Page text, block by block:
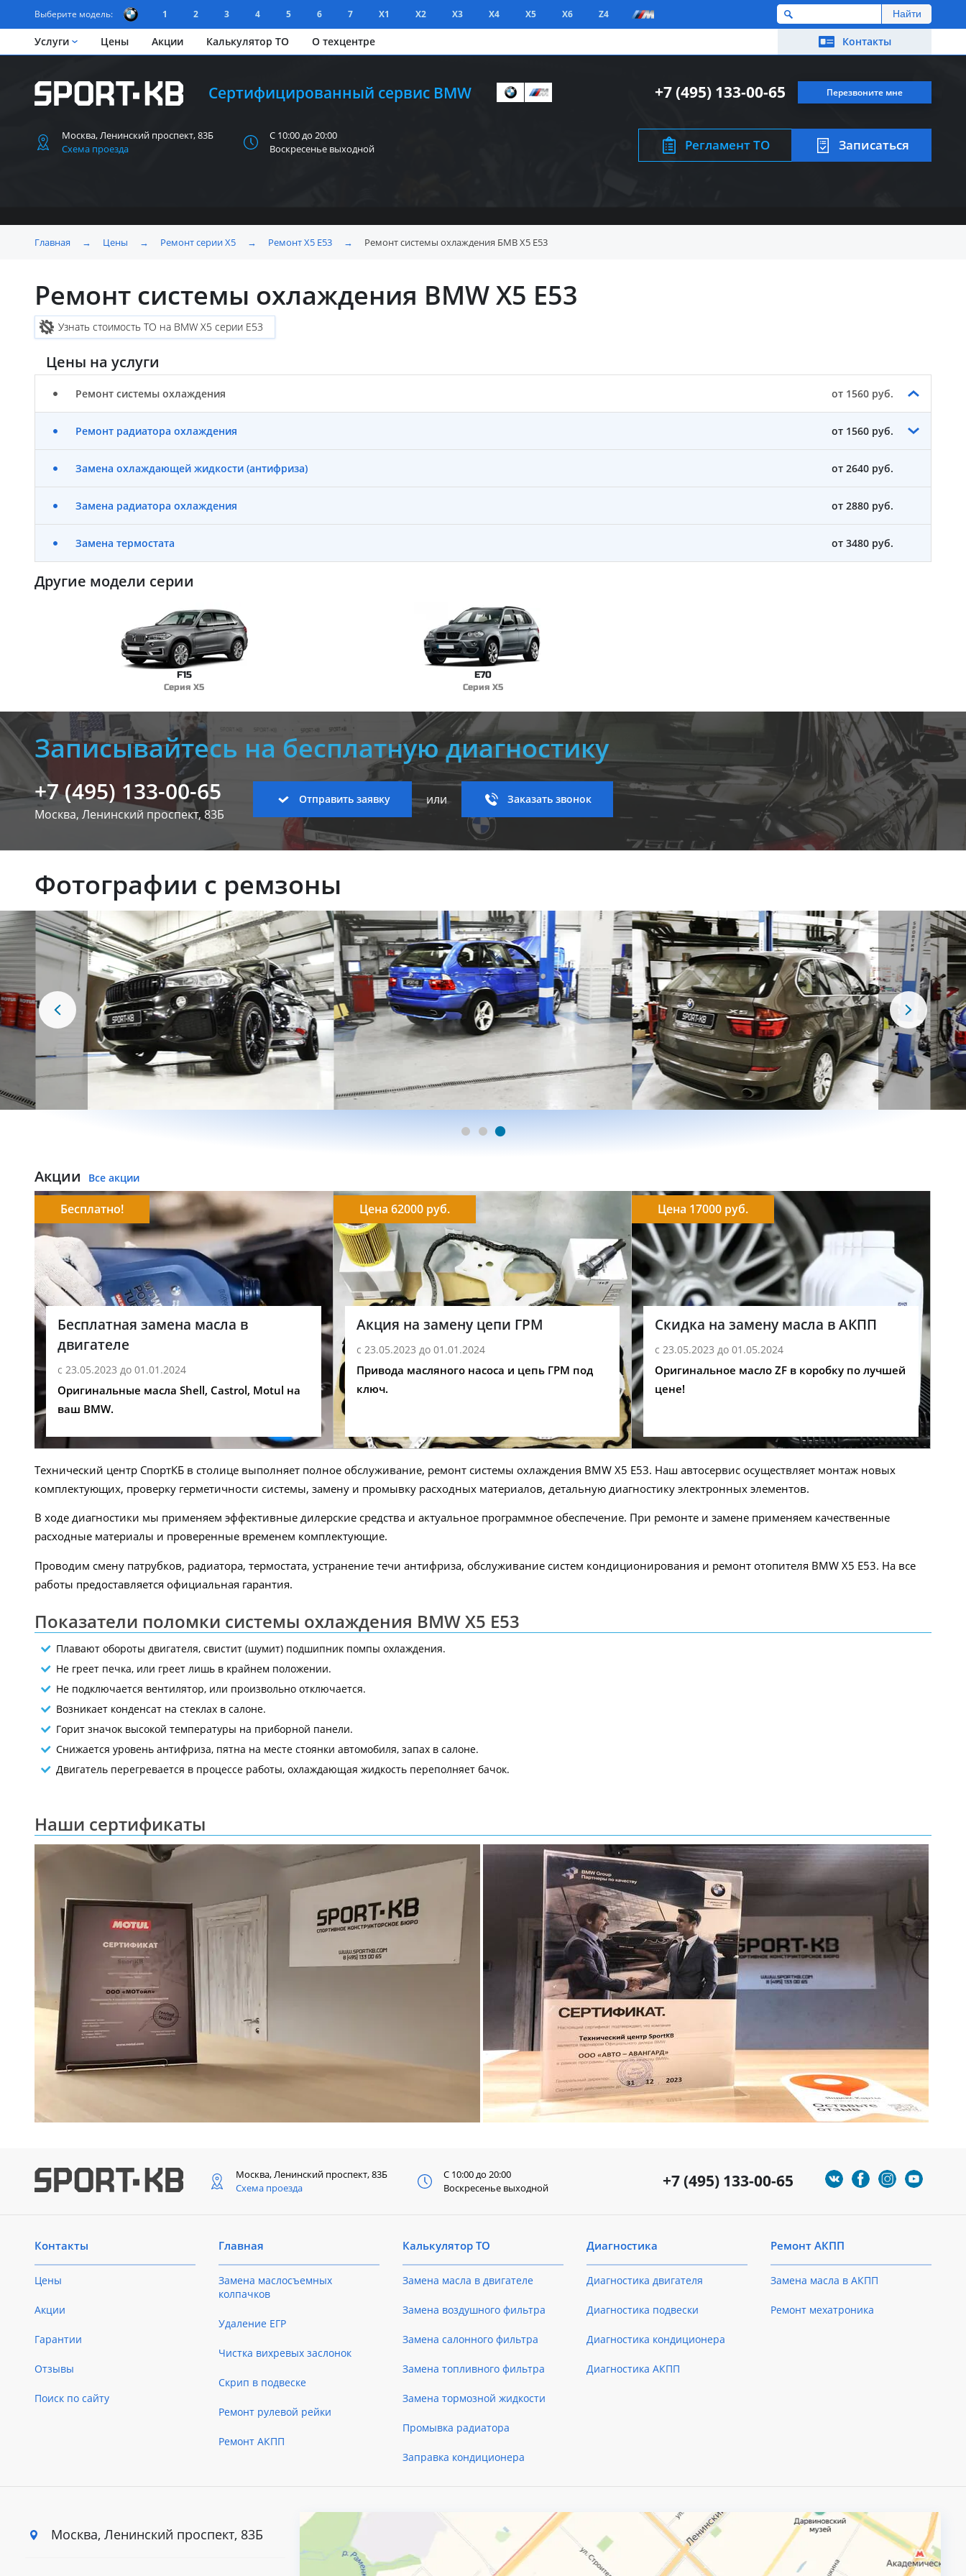
Выберите модель: 1 2 3 4 5 6 7 X1 X2 X3 X4 X5 X6 Z4
Услуги Цены Акции Калькулятор ТО О техцентре Контакты
Сертифицированный сервис BMW Перезвоните мне
+7 (495) 133-00-65
Москва, Ленинский проспект, 83Б
Схема проезда
С 10:00 до 20:00
Воскресенье выходной
Регламент ТО Записаться
Главная → Цены → Ремонт серии X5 → Ремонт X5 E53 → Ремонт системы охлаждения БМВ X5 E53
Ремонт системы охлаждения BMW X5 E53
Узнать стоимость ТО на BMW X5 серии E53
Цены на услуги
Ремонт системы охлаждения от 1560 руб.
Ремонт радиатора охлаждения от 1560 руб.
Замена охлаждающей жидкости (антифриза) от 2640 руб.
Замена радиатора охлаждения от 2880 руб.
Замена термостата от 3480 руб.
Другие модели серии
F15
Серия X5
E70
Серия X5
Записывайтесь на бесплатную диагностику
+7 (495) 133-00-65
Москва, Ленинский проспект, 83Б
Отправить заявку или Заказать звонок
Фотографии с ремзоны
Акции Все акции
Бесплатная замена масла в
двигателе
с 23.05.2023 до 01.01.2024
Бесплатно!
Оригинальные масла Shell, Castrol, Motul на
ваш BMW.
Акция на замену цепи ГРМ
с 23.05.2023 до 01.01.2024
Цена 62000 руб.
Привода масляного насоса и цепь ГРМ под
ключ.
Скидка на замену масла в АКПП
с 23.05.2023 до 01.05.2024
Цена 17000 руб.
Оригинальное масло ZF в коробку по лучшей
цене!
Технический центр СпортКБ в столице выполняет полное обслуживание, ремонт системы охлаждения BMW X5 E53. Наш автосервис осуществляет монтаж новых
комплектующих, проверку герметичности системы, замену и промывку расходных материалов, детальную диагностику электронных элементов.
В ходе диагностики мы применяем эффективные дилерские средства и актуальное программное обеспечение. При ремонте и замене применяем качественные
расходные материалы и проверенные временем комплектующие.
Проводим смену патрубков, радиатора, термостата, устранение течи антифриза, обслуживание систем кондиционирования и ремонт отопителя BMW X5 E53. На все
работы предоставляется официальная гарантия.
Показатели поломки системы охлаждения BMW X5 E53
Плавают обороты двигателя, свистит (шумит) подшипник помпы охлаждения.
Не греет печка, или греет лишь в крайнем положении.
Не подключается вентилятор, или произвольно отключается.
Возникает конденсат на стеклах в салоне.
Горит значок высокой температуры на приборной панели.
Снижается уровень антифриза, пятна на месте стоянки автомобиля, запах в салоне.
Двигатель перегревается в процессе работы, охлаждающая жидкость переполняет бачок.
Наши сертификаты
+7 (495) 133-00-65
Москва, Ленинский проспект, 83Б
Схема проезда
С 10:00 до 20:00
Воскресенье выходной
Контакты
Цены
Акции
Гарантии
Отзывы
Поиск по сайту
Главная
Замена маслосъемных
колпачков
Удаление ЕГР
Чистка вихревых заслонок
Скрип в подвеске
Ремонт рулевой рейки
Ремонт АКПП
Калькулятор ТО
Замена масла в двигателе
Замена воздушного фильтра
Замена салонного фильтра
Замена топливного фильтра
Замена тормозной жидкости
Промывка радиатора
Заправка кондиционера
Диагностика
Диагностика двигателя
Диагностика подвески
Диагностика кондиционера
Диагностика АКПП
Ремонт АКПП
Замена масла в АКПП
Ремонт мехатроника
Москва, Ленинский проспект, 83Б